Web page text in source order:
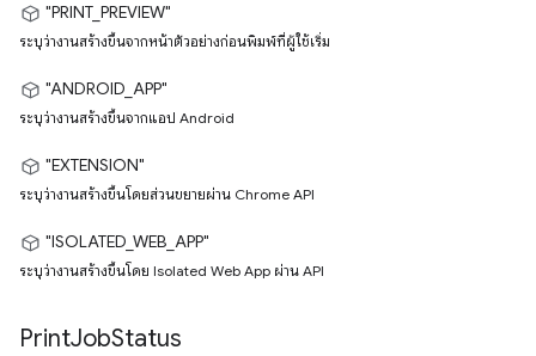
"PRINT_PREVIEW"
ระบุว่างานสร้างขึ้นจากหน้าตัวอย่างก่อนพิมพ์ที่ผู้ใช้เริ่ม
"ANDROID_APP"
ระบุว่างานสร้างขึ้นจากแอป Android
"EXTENSION"
ระบุว่างานสร้างขึ้นโดยส่วนขยายผ่าน Chrome API
"ISOLATED_WEB_APP"
ระบุว่างานสร้างขึ้นโดย Isolated Web App ผ่าน API
PrintJobStatus